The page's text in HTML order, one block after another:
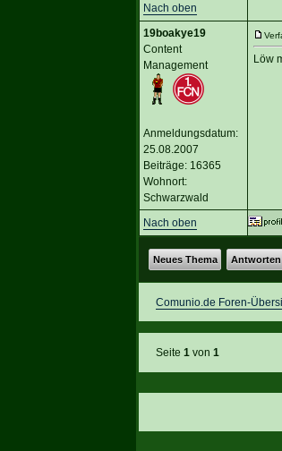
Nach oben
19boakye19
Content
Management
Anmeldungsdatum:
25.08.2007
Beiträge: 16365
Wohnort:
Schwarzwald
Löw
Nach oben
Neues Thema Antworten
Comunio.de Foren-
Seite 1von 1